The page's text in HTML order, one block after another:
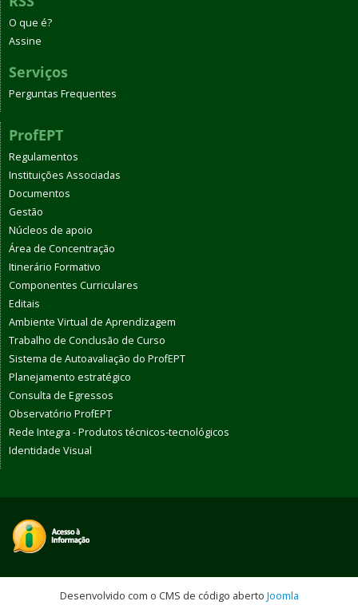
O que é?
Assine
Serviços
Perguntas Frequentes
ProfEPT
Regulamentos
Instituições Associadas
Documentos
Gestão
Núcleos de apoio
Área de Concentração
Itinerário Formativo
Componentes Curriculares
Editais
Ambiente Virtual de Aprendizagem
Trabalho de Conclusão de Curso
Sistema de Autoavaliação do ProfEPT
Planejamento estratégico
Consulta de Egressos
Observatório ProfEPT
Rede Integra - Produtos técnicos-tecnológicos
Identidade Visual
Desenvolvido com o CMS de código aberto Joomla